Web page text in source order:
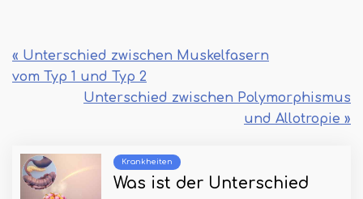
« Unterschied zwischen Muskelfasern
vom Typ 1 und Typ 2
Unterschied zwischen Polymorphismus
und Allotropie »
Krankheiten
Was ist der Unterschied